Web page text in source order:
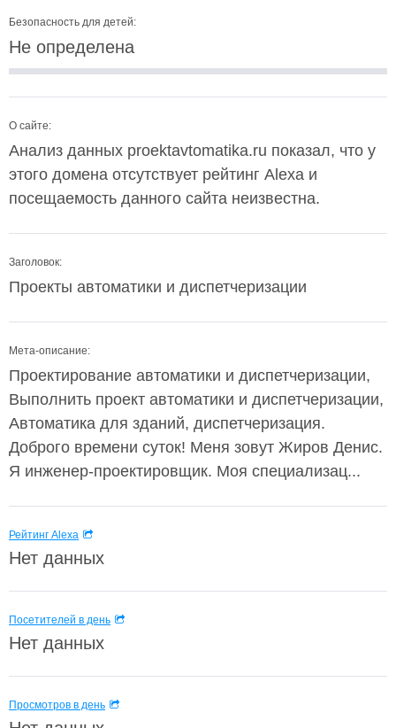
Безопасность для детей:
Не определена
О сайте:
Анализ данных proektavtomatika.ru показал, что у
этого домена отсутствует рейтинг Alexa и
посещаемость данного сайта неизвестна.
Заголовок:
Проекты автоматики и диспетчеризации
Мета-описание:
Проектирование автоматики и диспетчеризации,
Выполнить проект автоматики и диспетчеризации,
Автоматика для зданий, диспетчеризация.
Доброго времени суток! Меня зовут Жиров Денис.
Я инженер-проектировщик. Моя специализац...
Рейтинг Alexa
Нет данных
Посетителей в день
Нет данных
Просмотров в день